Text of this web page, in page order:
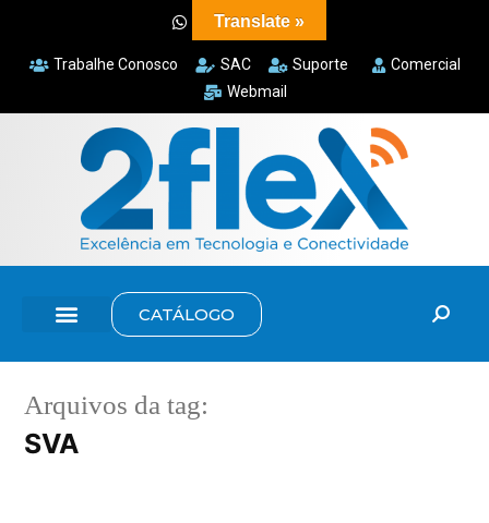
Trabalhe Conosco SAC Suporte
Comercial
Webmail
CATÁLOGO
Arquivos da tag:
SVA
Translate »